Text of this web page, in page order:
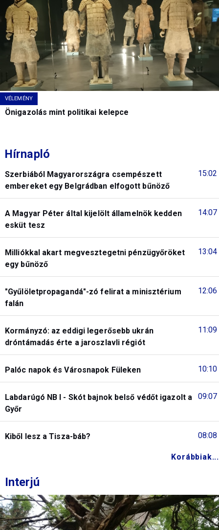
VÉLEMÉNY
Önigazolás mint politikai kelepce
Hírnapló
15:02
Szerbiából Magyarországra csempészett
embereket egy Belgrádban elfogott bűnöző
14:07
A Magyar Péter által kijelölt államelnök kedden
esküt tesz
13:04
Milliókkal akart megvesztegetni pénzügyőröket
egy bűnöző
12:06
"Gyűlöletpropagandá"-zó felirat a minisztérium
falán
11:09
Kormányzó: az eddigi legerősebb ukrán
dróntámadás érte a jaroszlavli régiót
10:10
Palóc napok és Városnapok Füleken
09:07
Labdarúgó NB I - Skót bajnok belső védőt igazolt a
Győr
08:08
Kiből lesz a Tisza-báb?
Korábbiak...
Interjú